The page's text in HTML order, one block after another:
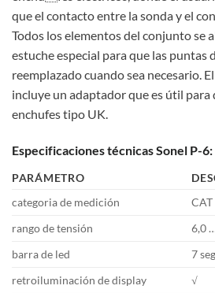
que el contacto entre la sonda y el
Todos los elementos del conjunto se
estuche especial para que las puntas
reemplazado cuando sea necesario.
incluye un adaptador que es útil para
enchufes tipo UK.
Especificaciones técnicas Sonel P-6:
PARÁMETRO
categoria de medición
rango de tensión
6,0
barra de led
7
retroiluminación de display
√